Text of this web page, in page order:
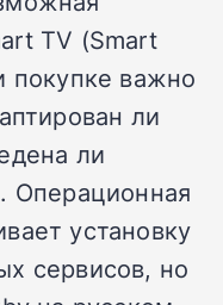
TV (Smart
покупке важно
ли
ли
Операционная
установку
сервисов, но